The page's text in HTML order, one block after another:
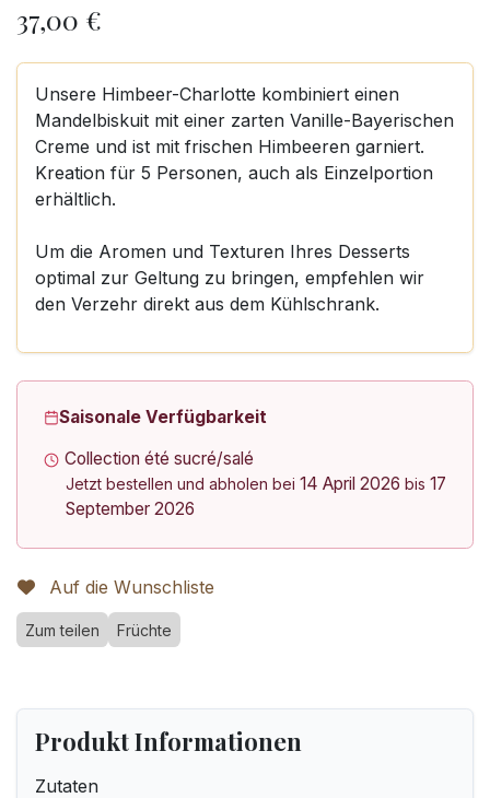
37,00 €
Unsere Himbeer-Charlotte kombiniert einen
Mandelbiskuit mit einer zarten Vanille-Bayerischen
Creme und ist mit frischen Himbeeren garniert.
Kreation für 5 Personen, auch als Einzelportion
erhältlich.
Um die Aromen und Texturen Ihres Desserts
optimal zur Geltung zu bringen, empfehlen wir
den Verzehr direkt aus dem Kühlschrank.
Saisonale Verfügbarkeit
Collection été sucré/salé
Jetzt bestellen und abholen bei 14 April 2026 bis 17
September 2026
Auf die Wunschliste
Zum teilen Früchte
Produkt Informationen
Zutaten